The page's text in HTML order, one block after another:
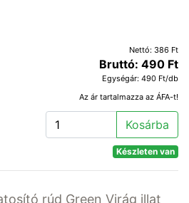
Nettó: 386 Ft
Bruttó: 490 Ft
Egységár: 490 Ft/db
Az ár tartalmazza az ÁFA-t!
Kosárba
Készleten van
rúd Green Virág illat